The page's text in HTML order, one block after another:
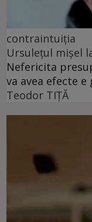
contraintuiția
Ursulețul mișel
Nefericita
va avea efecte e
Teodor TIŢĂ